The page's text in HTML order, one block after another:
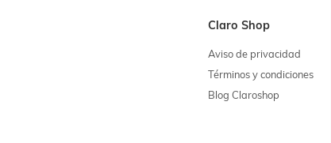
Claro Shop
Aviso de privacidad
Términos y condiciones
Blog Claroshop